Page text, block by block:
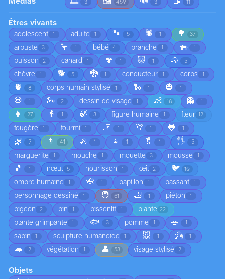
3 459 3 11
Êtres vivants
adolescent 1 adulte 1 🐾 5 🕷️ 1 🌳 37
arbuste 3 🦩 1 bébé 4 branche 1 🐃 1
buisson 2 canard 1 🍄 1 🐱 1 🐴 5
chèvre 1 🐕 5 🐉 1 conducteur 1 corps 1
🫀 8 corps humain stylisé 1 🐍 1 🎃 1
💀 1 🦢 2 dessin de visage 1 👶 18 👻 1
👩 27 👵 1 🍃 3 figure humaine 1 fleur 12
fougère 1 fourmi 1 🦵 1 🦒 1 🐸 1
🌿 7 👨 41 🦪 1 👧 1 🥬 1 🖐️ 5
marguerite 1 mouche 1 mouette 3 mousse 1
🎵 1 nœul 5 nourisson 1 œil 2 🐦 10
ombre humaine 1 🌺 1 papillon 1 passant 1
personnage dessiné 1 🧑 61 🦶 1 piéton 1
pigeon 2 pin 1 pissenlit 1 plante 22
plante grimpante 1 🐟 3 pomme 1 🥗 1
sapin 1 sculpture humanoïde 1 🐭 1 👼 1
🦔 2 végétation 1 👤 53 visage stylisé 2
Objets